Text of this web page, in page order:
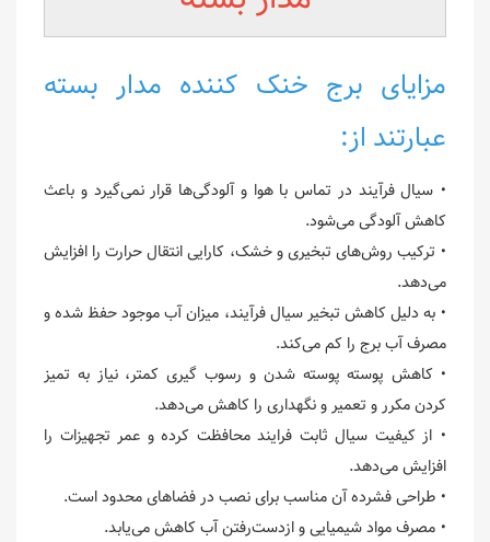
مزایای برج خنک کننده مدار بسته
عبارتند از:
• سیال فرآیند در تماس با هوا و آلودگی‌ها قرار نمی‌گیرد و باعث
کاهش آلودگی می‌شود.
• ترکیب روش‌های تبخیری و خشک، کارایی انتقال حرارت را افزایش
می‌دهد.
• به دلیل کاهش تبخیر سیال فرآیند، میزان آب موجود حفظ شده و
مصرف آب برج را کم می‌کند.
• کاهش پوسته پوسته شدن و رسوب گیری کمتر، نیاز به تمیز
کردن مکرر و تعمیر و نگهداری را کاهش می‌دهد.
• از کیفیت سیال ثابت فرایند محافظت کرده و عمر تجهیزات را
افزایش می‌دهد.
• طراحی فشرده آن مناسب برای نصب در فضاهای محدود است.
• مصرف مواد شیمیایی و ازدست‌رفتن آب کاهش می‌یابد.